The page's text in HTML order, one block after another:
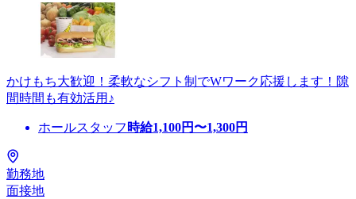
かけもち大歓迎！柔軟なシフト制でWワーク応援します！隙
間時間も有効活用♪
ホールスタッフ 時給1,100円〜1,300円
勤務地
面接地